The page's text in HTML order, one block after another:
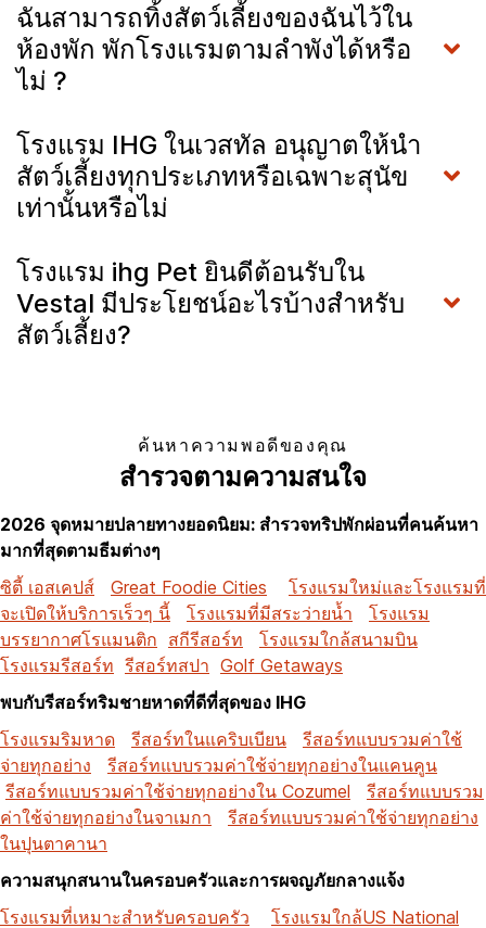
ฉันสามารถทิ้งสัตว์เลี้ยงของฉันไว้ใน
ห้องพัก พักโรงแรมตามลำพังได้หรือ
ไม่ ?
โรงแรม IHG ในเวสทัล อนุญาตให้นำ
สัตว์เลี้ยงทุกประเภทหรือเฉพาะสุนัข
เท่านั้นหรือไม่
โรงแรม ihg Pet ยินดีต้อนรับใน
Vestal มีประโยชน์อะไรบ้างสำหรับ
สัตว์เลี้ยง?
ค้นหาความพอดีของคุณ
สำรวจตามความสนใจ
2026 จุดหมายปลายทางยอดนิยม: สำรวจทริปพักผ่อนที่คนค้นหา
มากที่สุดตามธีมต่างๆ
ซิตี้ เอสเคปส์
Great Foodie Cities
โรงแรมใหม่และโรงแรมที่
จะเปิดให้บริการเร็วๆ นี้
โรงแรมที่มีสระว่ายน้ำ
โรงแรม
บรรยากาศโรแมนติก สกีรีสอร์ท
โรงแรมใกล้สนามบิน
โรงแรมรีสอร์ท รีสอร์ทสปา Golf Getaways
พบกับรีสอร์ทริมชายหาดที่ดีที่สุดของ IHG
โรงแรมริมหาด
รีสอร์ทในแคริบเบียน
รีสอร์ทแบบรวมค่าใช้
จ่ายทุกอย่าง
รีสอร์ทแบบรวมค่าใช้จ่ายทุกอย่างในแคนคูน
รีสอร์ทแบบรวมค่าใช้จ่ายทุกอย่างใน Cozumel
รีสอร์ทแบบรวม
ค่าใช้จ่ายทุกอย่างในจาเมกา
รีสอร์ทแบบรวมค่าใช้จ่ายทุกอย่าง
ในปุนตาคานา
ความสนุกสนานในครอบครัวและการผจญภัยกลางแจ้ง
โรงแรมที่เหมาะสำหรับครอบครัว
โรงแรมใกล้US National